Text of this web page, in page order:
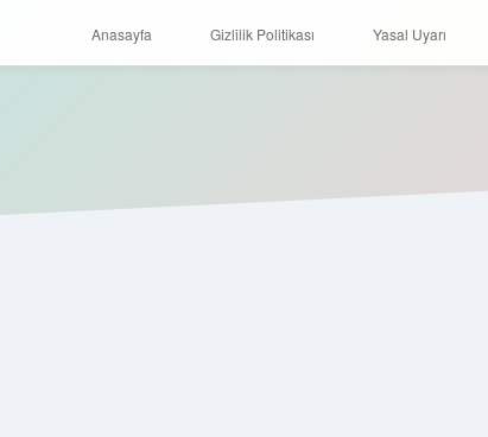
Anasayfa Gizlilik Politikası Yasal Uyarı